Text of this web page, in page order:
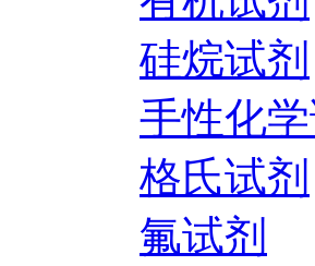
硅烷试剂
手性化学
格氏试剂
氟试剂